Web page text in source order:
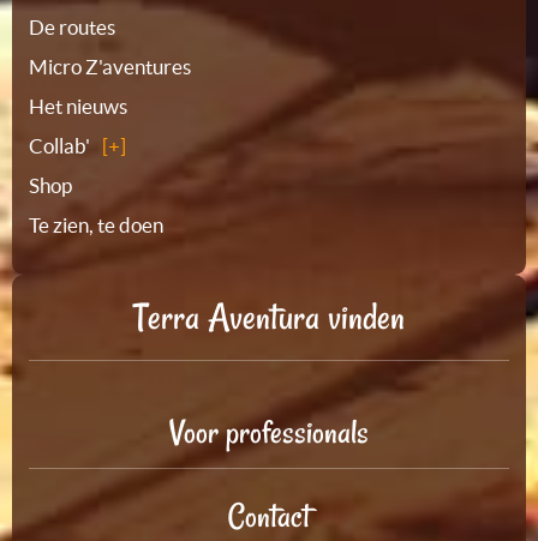
De routes
Micro Z'aventures
Het nieuws
Collab'
Shop
Te zien, te doen
Terra Aventura vinden
Voor professionals
Contact